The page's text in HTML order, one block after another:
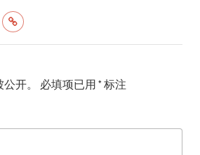
开。 必填项已用 *标注